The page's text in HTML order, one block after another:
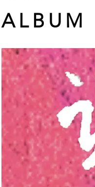
ALBUM